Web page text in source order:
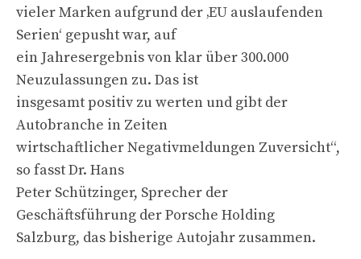
vieler Marken aufgrund der ‚EU auslaufenden
Serien‘ gepusht war, auf
ein Jahresergebnis von klar über 300.000
Neuzulassungen zu. Das ist
insgesamt positiv zu werten und gibt der
Autobranche in Zeiten
wirtschaftlicher Negativmeldungen Zuversicht“,
so fasst Dr. Hans
Peter Schützinger, Sprecher der
Geschäftsführung der Porsche Holding
Salzburg, das bisherige Autojahr zusammen.